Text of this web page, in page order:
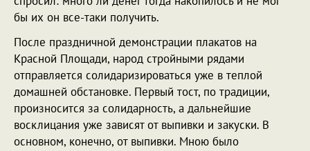
бы их он все-таки получить.
После праздничной демонстрации плакатов на
Красной Площади, народ стройными рядами
отправляется солидаризироваться уже в теплой
домашней обстановке. Первый тост, по традиции,
произносится за солидарность, а дальнейшие
восклицания уже зависят от выпивки и закуски. В
основном, конечно, от выпивки. Мною было